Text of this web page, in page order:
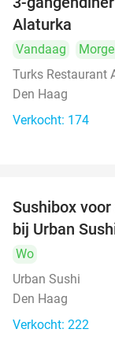
Alaturka
Vandaag
Turks Restaurant
Den Haag
Verkocht: 174
Sushibox
bij Urban
Wo
Urban Sushi
Den Haag
Verkocht: 222